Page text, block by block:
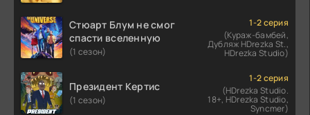
Стюарт Блум не смог
спасти вселенную
(1 сезон)
1-2 серия
(Кураж-бамбей,
Дубляж HDrezka St.,
HDrezka Studio)
Президент Кертис
(1 сезон)
1-2 серия
(HDrezka Studio.
18+, HDrezka Studio,
Syncmer)